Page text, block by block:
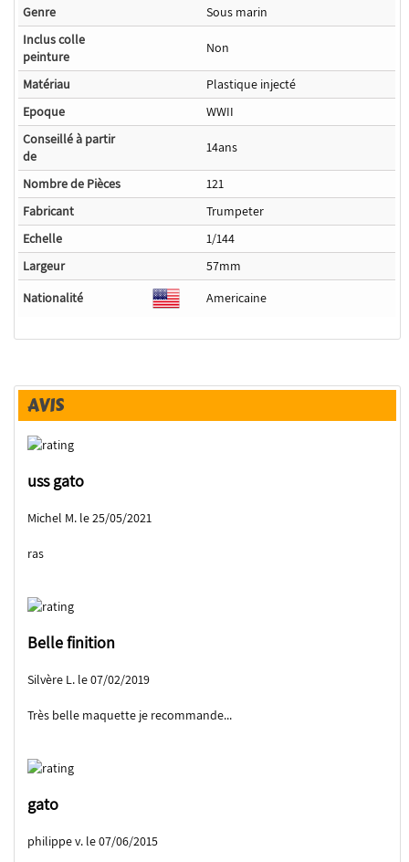
Genre
Sous marin
Inclus colle
peinture
Non
Matériau
Plastique injecté
Epoque
WWII
Conseillé à partir
de
14ans
Nombre de Pièces
121
Fabricant
Trumpeter
Echelle
1/144
Largeur
57mm
Nationalité
Americaine
AVIS
uss gato
Michel M. le 25/05/2021
ras
Belle finition
Silvère L. le 07/02/2019
Très belle maquette je recommande...
gato
philippe v. le 07/06/2015